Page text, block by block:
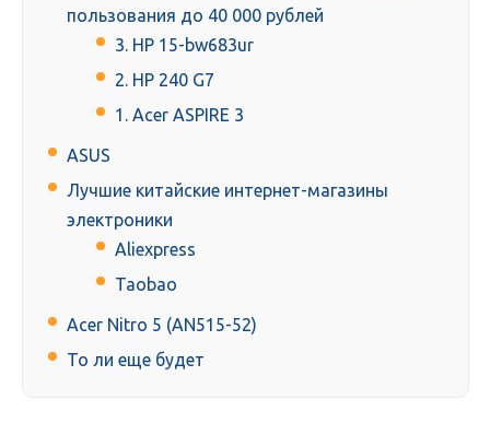
пользования до 40 000 рублей
3. HP 15-bw683ur
2. HP 240 G7
1. Acer ASPIRE 3
ASUS
Лучшие китайские интернет-магазины
электроники
Aliexpress
Taobao
Acer Nitro 5 (AN515-52)
То ли еще будет